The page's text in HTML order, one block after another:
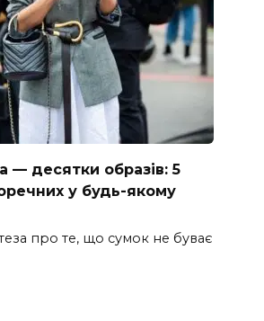
— десятки образів: 5
у будь-якому
про те, що сумок не буває